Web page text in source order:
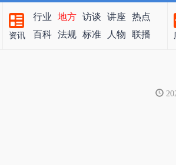
资讯
行业 地方 访谈 讲座
热点
百科 法规 标准 人物 联播